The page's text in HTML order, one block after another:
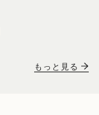
もっと見る